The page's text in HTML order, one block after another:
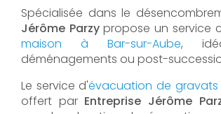
Spécialisée dans le
Jérôme Parzypropose un service
maison à Bar-sur-Aube,
déménagements ou post-
Le service d'évacuation de gravats
offert par Entreprise Jérôme